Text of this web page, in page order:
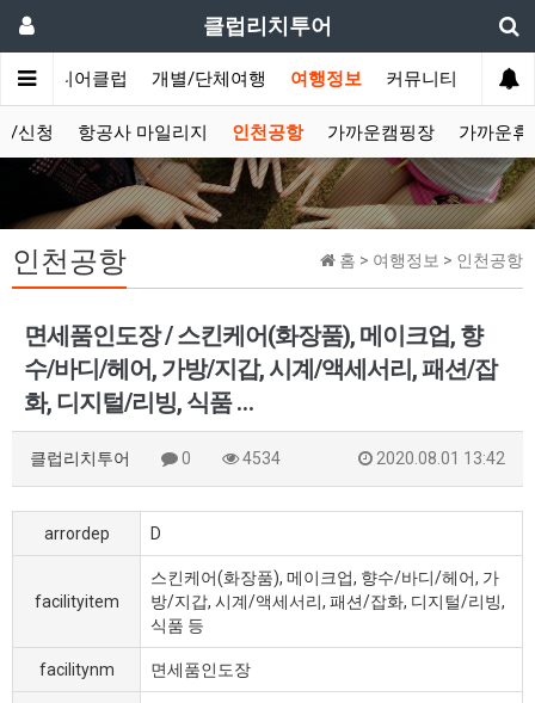
클럽리치투어
시니어클럽 개별/단체여행 여행정보 커뮤니티
/신청 항공사 마일리지 인천공항 가까운캠핑장 가까운휴
홈 > 여행정보 > 인천공항
인천공항
면세품인도장 / 스킨케어(화장품), 메이크업, 향
수/바디/헤어, 가방/지갑, 시계/액세서리, 패션/잡
화, 디지털/리빙, 식품 …
클럽리치투어 0 4534 2020.08.01 13:42
arrordep D
facilityitem
스킨케어(화장품), 메이크업, 향수/바디/헤어, 가
방/지갑, 시계/액세서리, 패션/잡화, 디지털/리빙,
식품 등
facilitynm 면세품인도장